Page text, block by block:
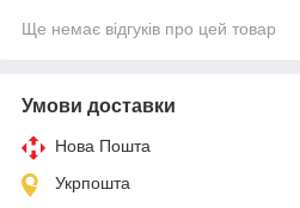
Ще немає відгуків про цей товар
Умови доставки
Нова Пошта
Укрпошта